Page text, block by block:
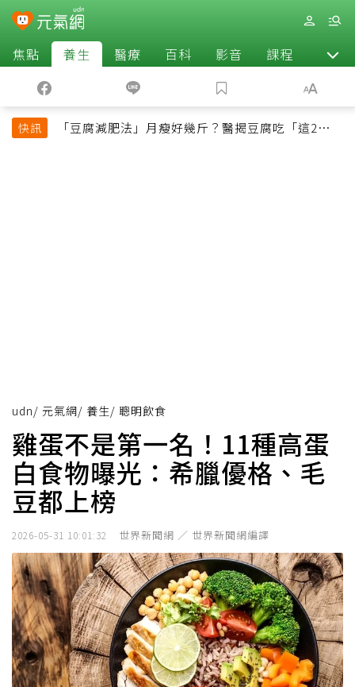
焦點 養生 醫療 百科 影音 課程 退休
快訊
「豆腐減肥法」月瘦好幾斤？醫揭豆腐吃「這2種最
udn/ 元氣網/ 養生/ 聰明飲食
雞蛋不是第一名！11種高蛋
白食物曝光：希臘優格、毛
豆都上榜
2026-05-31 10:01:32 世界新聞網 ／ 世界新聞網編譯